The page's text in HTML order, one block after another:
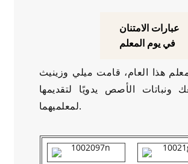
عبارات الامتنان
في يوم المعلم
هذا العام، قامت ميلي وزينيث
ونباتات الأصص يدويًا لتقديمها
لمعلميهما.